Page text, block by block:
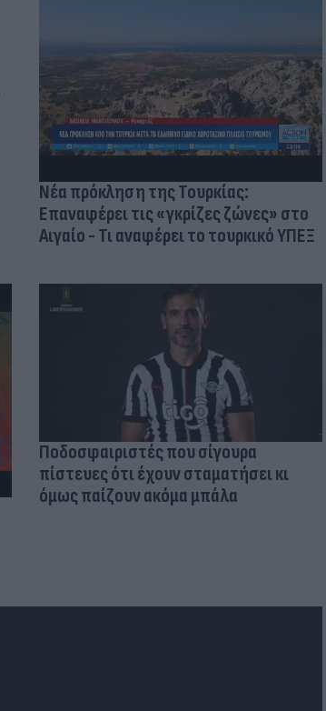
Νέα πρόκληση της Τουρκίας:
Επαναφέρει τις «γκρίζες ζώνες» στο
Αιγαίο - Τι αναφέρει το τουρκικό ΥΠΕΞ
Ποδοσφαιριστές που σίγουρα
πίστευες ότι έχουν σταματήσει κι
όμως παίζουν ακόμα μπάλα